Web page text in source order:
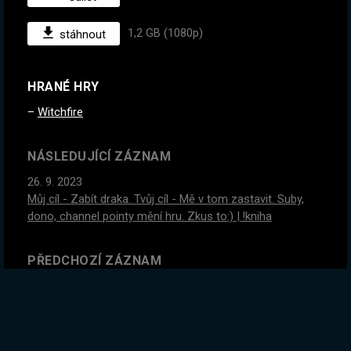
stáhnout 1,2 GB (1080p)
HRANÉ HRY
Witchfire
NÁSLEDUJÍCÍ ZÁZNAM
26. 9. 2023
Můj cíl - Zabít draka. Tvůj cíl - Mě v tom zastavit. Suby,
dono, channel pointy mění hru. Zkus to:) | !kniha
PŘEDCHOZÍ ZÁZNAM